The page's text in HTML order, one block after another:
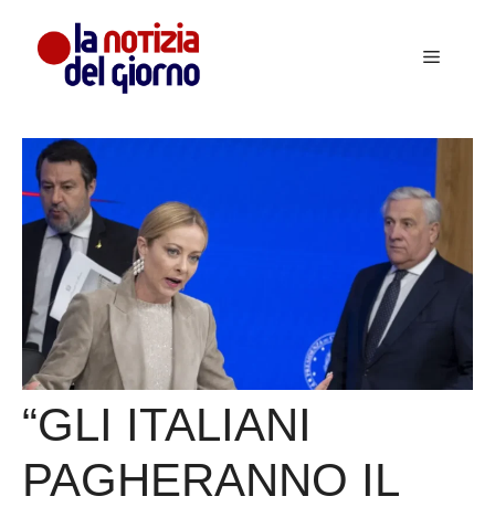
contenuto
Menu
“GLI ITALIANI
PAGHERANNO IL